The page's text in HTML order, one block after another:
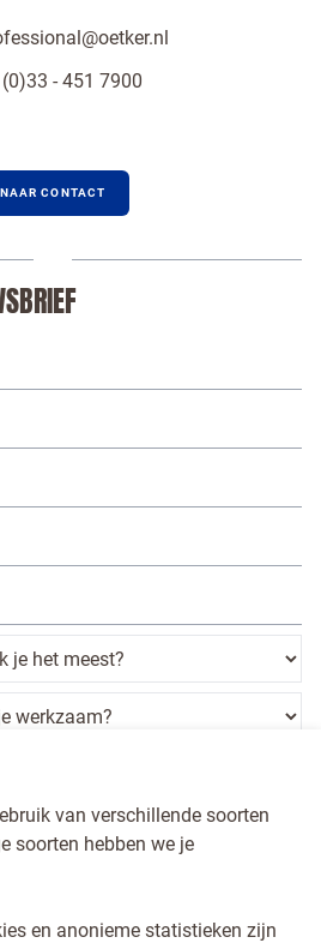
- 451 7900
NAAR CONTACT
je akkoord metonze voorwaarden.
van verschillende soorten
soorten hebben we je
en anonieme statistieken zijn